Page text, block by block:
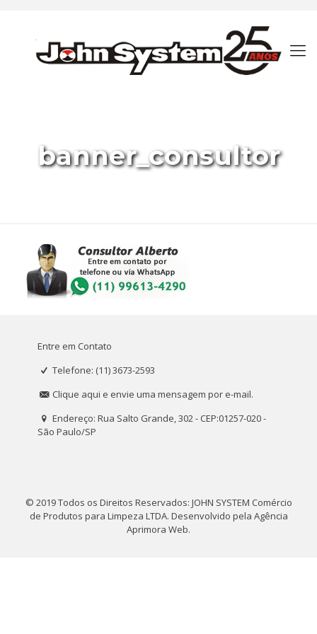
banner_consultor
Entre em Contato
Telefone: (11) 3673-2593
Clique aqui e envie uma mensagem por e-mail.
Endereço: Rua Salto Grande, 302 - CEP:01257-020 -
São Paulo/SP
© 2019 Todos os Direitos Reservados: JOHN SYSTEM Comércio
de Produtos para Limpeza LTDA. Desenvolvido pela Agência
Aprimora Web.